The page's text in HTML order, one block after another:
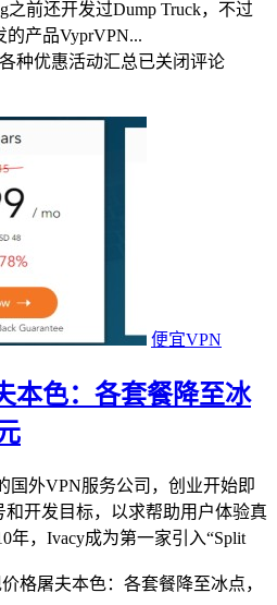
之前还开发过Dump Truck，不过
产品VyprVPN...
种优惠活动汇总已关闭评论
便宜VPN
本色：各套餐降至冰
国外VPN服务公司，创业开始即
和开发目标，以求帮助用户体验真
年，Ivacy成为第一家引入“Split
格屠夫本色：各套餐降至冰点，